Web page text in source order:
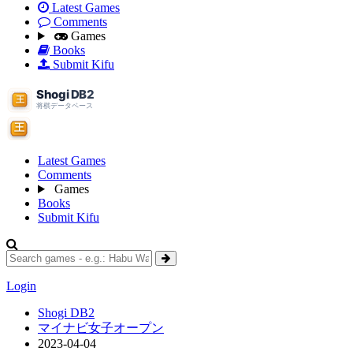
Latest Games
Comments
Games
Books
Submit Kifu
Latest Games
Comments
Games
Books
Submit Kifu
Login
Shogi DB2
マイナビ女子オープン
2023-04-04